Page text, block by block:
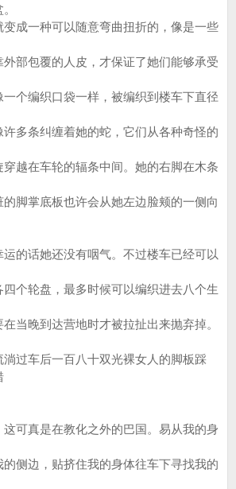
成一种可以随意弯曲扭折的，像是一些
部包覆的人皮，才保证了她们能够承受
个编织口袋一样，被编织到楼车下直径
多条纠缠着她的蛇，它们从各种奇怪的
越在车轮的辐条中间。她的右脚在木条
脚掌底板也许会从她左边脸颊的一侧向
话她还没有咽气。不过楼车已经可以
个轮盘，最多时候可以编织进去八个生
当晚到达营地时才被拉扯出来抛弃掉。
过车后一百八十双光裸女人的脚板踩
真是在教化之外的巴国。易从我的身
侧边，贴挤住我的身体往车下寻找我的